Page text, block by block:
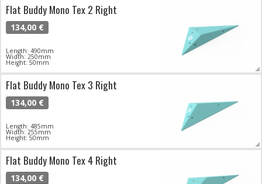
Flat Buddy Mono Tex 2 Right
134,00 €
Length: 490mm
Width: 250mm
Height: 50mm
Flat Buddy Mono Tex 3 Right
134,00 €
Length: 485mm
Width: 255mm
Height: 50mm
Flat Buddy Mono Tex 4 Right
134,00 €